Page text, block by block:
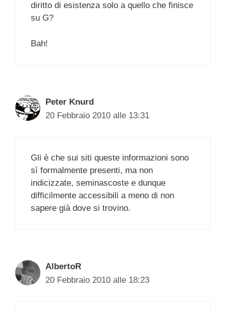
diritto di esistenza solo a quello che finisce
su G?
Bah!
Peter Knurd
20 Febbraio 2010 alle 13:31
Gli è che sui siti queste informazioni sono
sì formalmente presenti, ma non
indicizzate, seminascoste e dunque
difficilmente accessibili a meno di non
sapere già dove si trovino.
AlbertoR
20 Febbraio 2010 alle 18:23